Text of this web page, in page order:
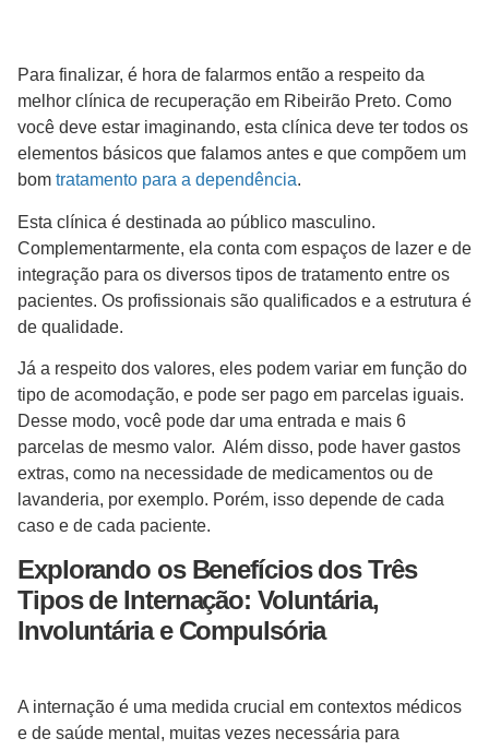
Para finalizar, é hora de falarmos então a respeito da
melhor clínica de recuperação em Ribeirão Preto. Como
você deve estar imaginando, esta clínica deve ter todos os
elementos básicos que falamos antes e que compõem um
bom tratamento para a dependência.
Esta clínica é destinada ao público masculino.
Complementarmente, ela conta com espaços de lazer e de
integração para os diversos tipos de tratamento entre os
pacientes. Os profissionais são qualificados e a estrutura é
de qualidade.
Já a respeito dos valores, eles podem variar em função do
tipo de acomodação, e pode ser pago em parcelas iguais.
Desse modo, você pode dar uma entrada e mais 6
parcelas de mesmo valor. Além disso, pode haver gastos
extras, como na necessidade de medicamentos ou de
lavanderia, por exemplo. Porém, isso depende de cada
caso e de cada paciente.
Explorando os Benefícios dos Três
Tipos de Internação: Voluntária,
Involuntária e Compulsória
A internação é uma medida crucial em contextos médicos
e de saúde mental, muitas vezes necessária para